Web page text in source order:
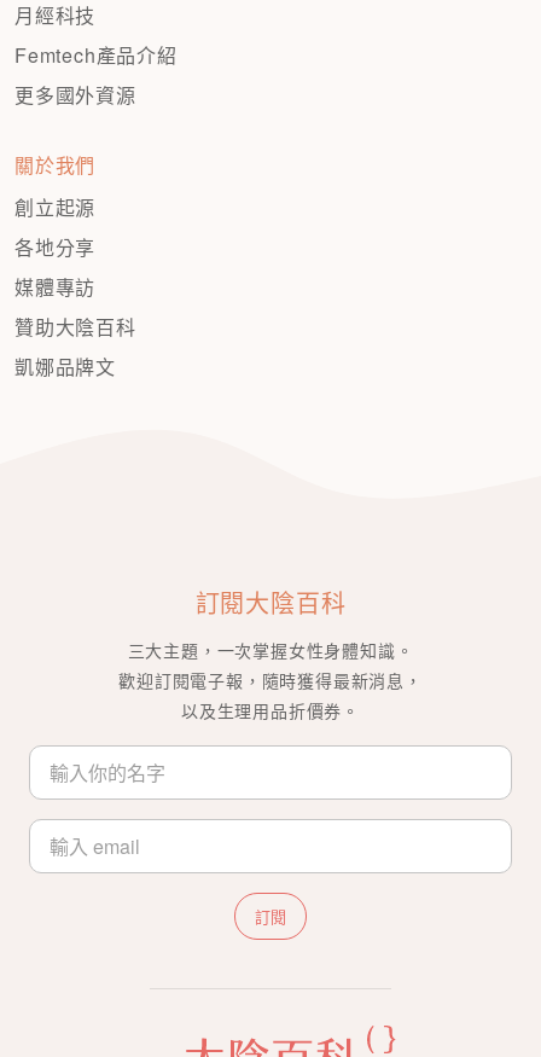
月經科技
Femtech產品介紹
更多國外資源
關於我們
創立起源
各地分享
媒體專訪
贊助大陰百科
凱娜品牌文
訂閱大陰百科
三大主題，一次掌握女性身體知識。
歡迎訂閱電子報，隨時獲得最新消息，
以及生理用品折價券。
訂閱